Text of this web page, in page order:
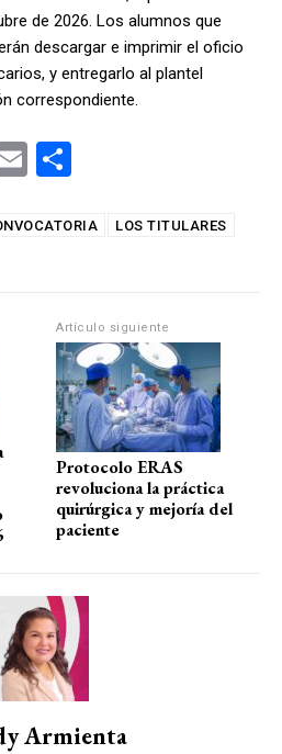
de 2026. Los alumnos que
descargar e imprimir el oficio
y entregarlo al plantel
correspondiente.
E
ail m
tir
LOS TITULARES
Artículo siguiente
Protocolo ERAS
revoluciona la práctica
quirúrgica y mejoría del
paciente
Armienta